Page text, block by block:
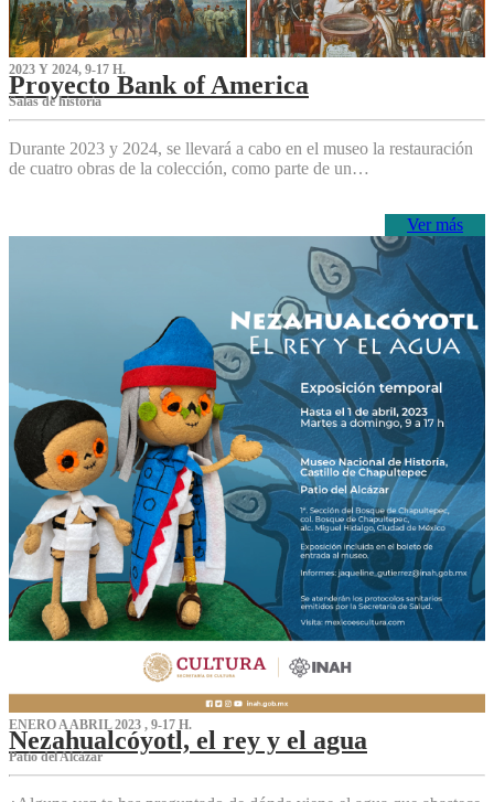
2023 Y 2024, 9-17 H.
Proyecto Bank of America
S‌alas de historia
Durante 2023 y 2024, se llevará a cabo en el museo la restauración
de cuatro obras de la colección, como parte de un…
Ver más
ENERO A ABRIL 2023 , 9-17 H.
Nezahualcóyotl, el rey y el agua
Patio del Alcázar